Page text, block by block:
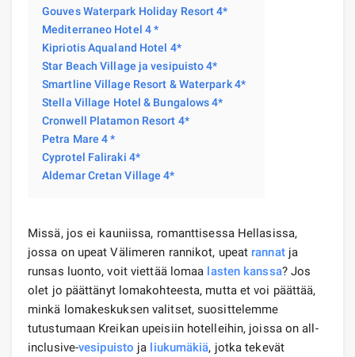
Gouves Waterpark Holiday Resort 4*
Mediterraneo Hotel 4 *
Kipriotis Aqualand Hotel 4*
Star Beach Village ja vesipuisto 4*
Smartline Village Resort & Waterpark 4*
Stella Village Hotel & Bungalows 4*
Cronwell Platamon Resort 4*
Petra Mare 4 *
Cyprotel Faliraki 4*
Aldemar Cretan Village 4*
Missä, jos ei kauniissa, romanttisessa Hellasissa,
jossa on upeat Välimeren rannikot, upeat rannatja
runsas luonto, voit viettää lomaa lasten kanssa? Jos
olet jo päättänyt lomakohteesta, mutta et voi päättää,
minkä lomakeskuksen valitset, suosittelemme
tutustumaan Kreikan upeisiin hotelleihin, joissa on all-
inclusive-vesipuisto ja liukumäkiä, jotka tekevät